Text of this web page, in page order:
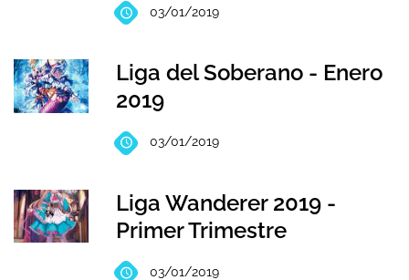
03/01/2019
Liga del Soberano - Enero
2019
03/01/2019
Liga Wanderer 2019 -
Primer Trimestre
03/01/2019